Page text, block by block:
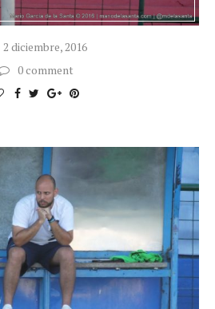
2 diciembre, 2016
0 comment